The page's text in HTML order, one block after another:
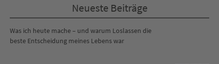
Neueste Beiträge
Was ich heute mache – und warum Loslassen die
beste Entscheidung meines Lebens war